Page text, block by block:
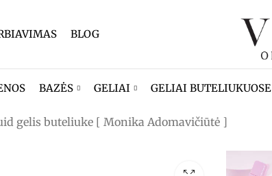
BLOG
BAZĖS GELIAI GELIAI BUTELIUKUOSE
gelis buteliuke [ Monika Adomavičiūtė ]